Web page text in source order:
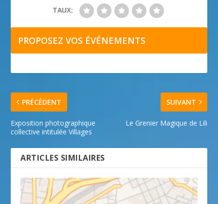
TAUX:
PROPOSEZ VOS ÉVÉNEMENTS
PRÉCÉDENT
Exposition photographique
collective intitulée Villages
SUIVANT
Le Grenier Magique de Lili
ARTICLES SIMILAIRES